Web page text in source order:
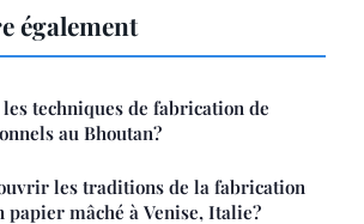
également
techniques de fabrication de
au Bhoutan?
les traditions de la fabrication
papier mâché à Venise, Italie?